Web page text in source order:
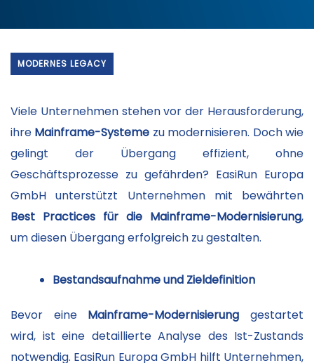
MODERNES LEGACY
Viele Unternehmen stehen vor der Herausforderung,
ihre Mainframe-Systeme zu modernisieren. Doch wie
gelingt der Übergang effizient, ohne
Geschäftsprozesse zu gefährden? EasiRun Europa
GmbH unterstützt Unternehmen mit bewährten
Best Practices für die Mainframe-Modernisierung,
um diesen Übergang erfolgreich zu gestalten.
Bestandsaufnahme und Zieldefinition
Bevor eine Mainframe-Modernisierung gestartet
wird, ist eine detaillierte Analyse des Ist-Zustands
notwendig. EasiRun Europa GmbH hilft Unternehmen,